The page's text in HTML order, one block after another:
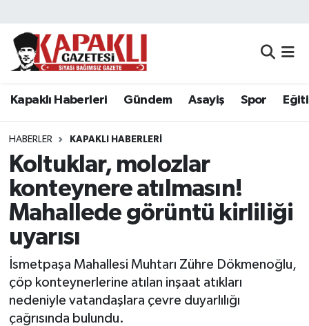
Kapaklı Haberleri Gündem Asayiş Spor
HABERLER KAPAKLI HABERLERI
Koltuklar, molozlar
konteynere atılmasın!
Mahallede görüntü kirliliği
uyarısı
İsmetpaşa Mahallesi Muhtarı Zühre Dökmenoğlu,
çöp konteynerlerine atılan inşaat atıkları
nedeniyle vatandaşlara çevre duyarlılığı
çağrısında bulundu.
Kapaklı Haberleri
Asayiş
Spor
Eğitim
Resmi Reklamlar
Tekirdağ
Tekirdağ Nöbetçi Eczaneler
Tekirdağ Namaz Vakitleri
Tekirdağ Trafik Yoğunluk Haritası
Süper Lig Puan Durumu ve Fikstür
Son Dakika Haberleri
Haber Arşivi